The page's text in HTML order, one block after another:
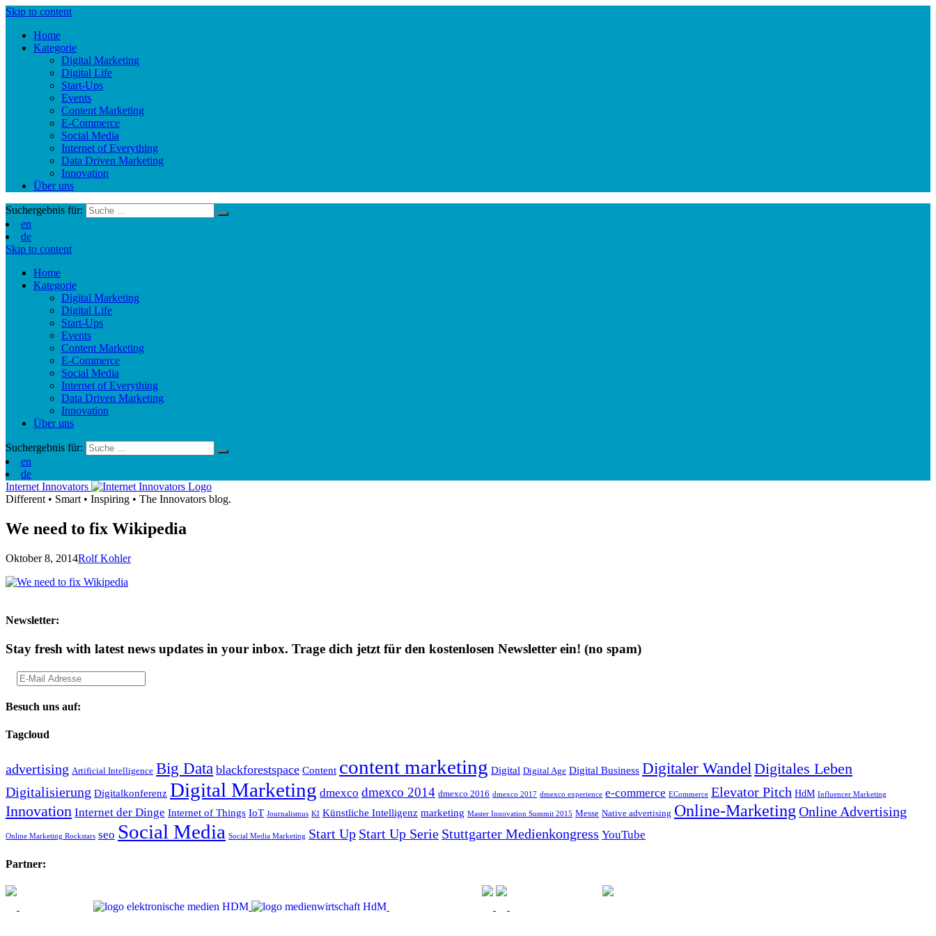
Skip to content
Home
Kategorie
Digital Marketing
Digital Life
Start-Ups
Events
Content Marketing
E-Commerce
Social Media
Internet of Everything
Data Driven Marketing
Innovation
Über uns
Suchergebnis für:
en
de
Skip to content
Home
Kategorie
Digital Marketing
Digital Life
Start-Ups
Events
Content Marketing
E-Commerce
Social Media
Internet of Everything
Data Driven Marketing
Innovation
Über uns
Suchergebnis für:
en
de
Internet Innovators
Different • Smart • Inspiring • The Innovators blog.
We need to fix Wikipedia
Oktober 8, 2014Rolf Kohler
Newsletter:
Stay fresh with latest news updates in your inbox. Trage dich jetzt für den kostenlosen Newsletter ein! (no spam)
Besuch uns auf:
Tagcloud
advertising Artificial Intelligence Big Data blackforestspace Content content marketing Digital Digital Age Digital Business Digitaler Wandel Digitales Leben
Digitalisierung Digitalkonferenz Digital Marketing dmexco dmexco 2014 dmexco 2016 dmexco 2017 dmexco experience e-commerce ECommerce Elevator Pitch HdM Influencer Marketing
Innovation Internet der Dinge Internet of Things IoT Journalismus KI Künstliche Intelligenz marketing Master Innovation Summit 2015 Messe Native advertising Online-Marketing Online Advertising
Online Marketing Rockstars seo Social Media Social Media Marketing Start Up Start Up Serie Stuttgarter Medienkongress YouTube
Partner: